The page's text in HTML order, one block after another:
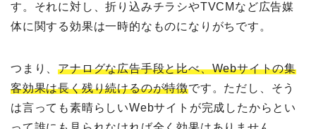
す。それに対し、折り込みチラシやTVCMなど広告媒
体に関する効果は一時的なものになりがちです。
つまり、アナログな広告手段と比べ、Webサイトの集
客効果は長く残り続けるのが特徴です。ただし、そう
は言っても素晴らしいWebサイトが完成したからとい